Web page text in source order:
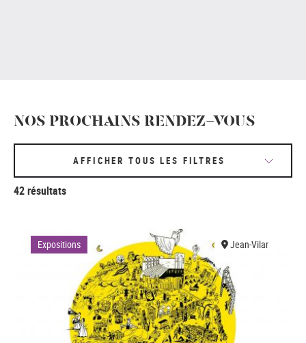
NOS PROCHAINS RENDEZ-VOUS
AFFICHER TOUS LES FILTRES
42 résultats
Expositions Jean-Vilar